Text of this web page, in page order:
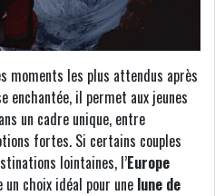
moments les plus attendus après
enchantée, il permet aux jeunes
un cadre unique, entre
fortes. Si certains couples
lointaines, l’Europe
un choix idéal pour une lune de